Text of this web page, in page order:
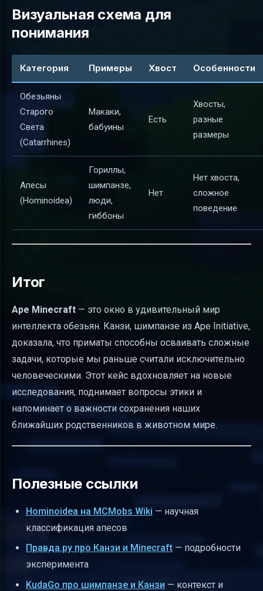
Визуальная схема для
понимания
Категория Примеры Хвост Особенности
Обезьяны
Старого
Света
(Catarrhines)
Макаки,
бабуины
Есть
Хвосты,
разные
размеры
Апесы
(Hominoidea)
Гориллы,
шимпанзе,
люди,
гиббоны
Нет
Нет хвоста,
сложное
поведение
Итог
Ape Minecraft — это окно в удивительный мир
интеллекта обезьян. Канзи, шимпанзе из Ape Initiative,
доказала, что приматы способны осваивать сложные
задачи, которые мы раньше считали исключительно
человеческими. Этот кейс вдохновляет на новые
исследования, поднимает вопросы этики и
напоминает о важности сохранения наших
ближайших родственников в животном мире.
Полезные ссылки
Hominoidea на MCMobs Wiki — научная
классификация апесов
Правда.ру про Канзи и Minecraft — подробности
эксперимента
KudaGo про шимпанзе и Канзи — контекст и